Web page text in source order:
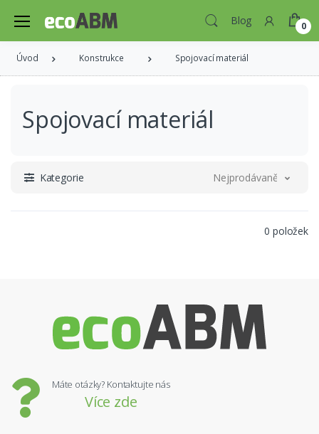
Blog 0
Úvod Konstrukce Spojovací materiál
Spojovací materiál
Kategorie Nejprodávanější
0 položek
Máte otázky? Kontaktujte nás
Více zde